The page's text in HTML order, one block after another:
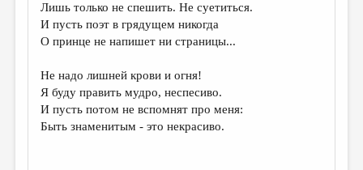
КУЛЬТУРОВЕДЕНИЕ
ПУБЛИЦИСТИКА
РЕЦЕНЗИРОВАНИЕ
ЦИКЛЫ ПУБЛИКАЦИЙ
ТРЕДИАКОВСКИЙ
Лишь только не спешить. Не суетиться.
И пусть поэт в грядущем никогда
О принце не напишет ни страницы...
Не надо лишней крови и огня!
Я буду править мудро, неспесиво.
И пусть потом не вспомнят про меня:
Быть знаменитым - это некрасиво.